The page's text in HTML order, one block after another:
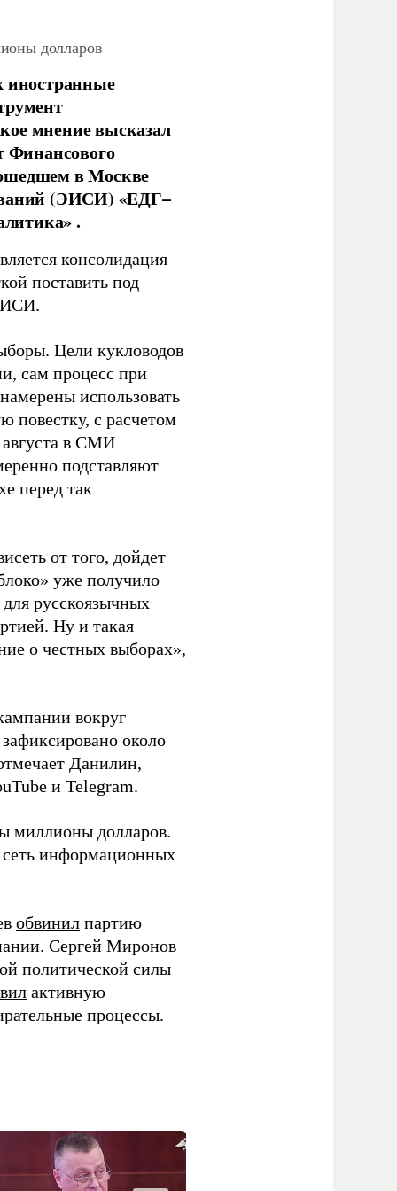
долларов
иностранные
мнение высказал
Финансового
в Москве
(ЭИСИ) «ЕДГ–
.
консолидация
поставить под
Цели кукловодов
сам процесс при
использовать
повестку, с расчетом
в СМИ
подставляют
перед так
от того, дойдет
уже получило
русскоязычных
Ну и такая
о честных выборах»,
вокруг
около
Данилин,
и Telegram.
миллионы долларов.
сеть информационных
обвинил партию
Сергей Миронов
политической силы
активную
процессы.